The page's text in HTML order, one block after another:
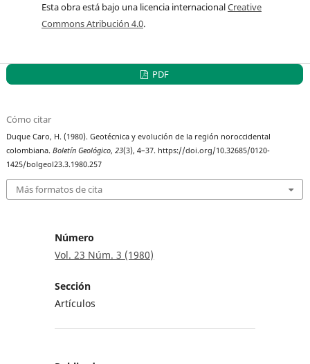
Esta obra está bajo una licencia internacionalCreative
Commons Atribución 4.0.
PDF
Cómo citar
Duque Caro, H. (1980). Geotécnica y evolución de la región noroccidental
colombiana.Boletín Geológico,23(3), 4–37. https://doi.org/10.32685/0120-
1425/bolgeol23.3.1980.257
Más formatos de cita
Número
Vol. 23 Núm. 3 (1980)
Sección
Artículos